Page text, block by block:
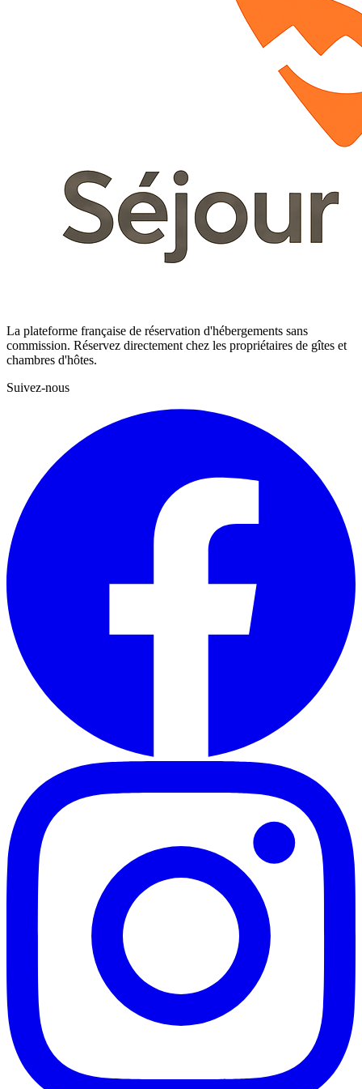
La plateforme française de réservation d'hébergements sans
commission. Réservez directement chez les propriétaires de gîtes et
chambres d'hôtes.
Suivez-nous